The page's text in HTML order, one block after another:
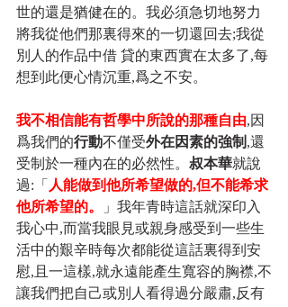
世的還是猶健在的。我必須急切地努力
將我從他們那裏得來的一切還回去;我從
別人的作品中借 貸的東西實在太多了,每
想到此便心情沉重,爲之不安。
我不相信能有哲學中所說的那種自由,因
爲我們的行動不僅受外在因素的強制 ,還
受制於一種內在的必然性。 叔本華就說
過:「 人能做到他所希望做的,但不能希求
他所希望的。
」我年青時這話就深印入
我心中,而當我眼見或親身感受到一些生
活中的艱辛時每次都能從這話裏得到安
慰,且一這樣,就永遠能產生寬容的胸襟,不
讓我們把自己或別人看得過分嚴肅,反有